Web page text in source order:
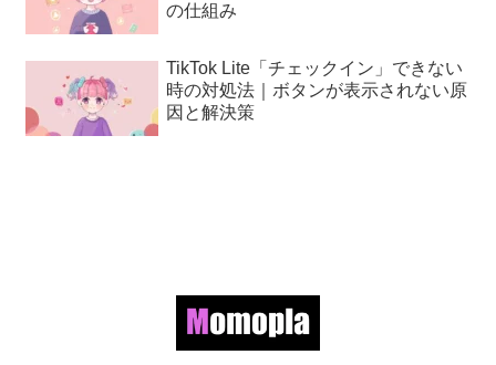
の仕組み
TikTok Lite「チェックイン」できない
時の対処法｜ボタンが表示されない原
因と解決策